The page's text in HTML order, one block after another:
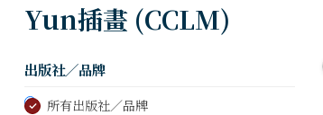
Yun插畫 (CCLM)
出版社／品牌
所有出版社／品牌